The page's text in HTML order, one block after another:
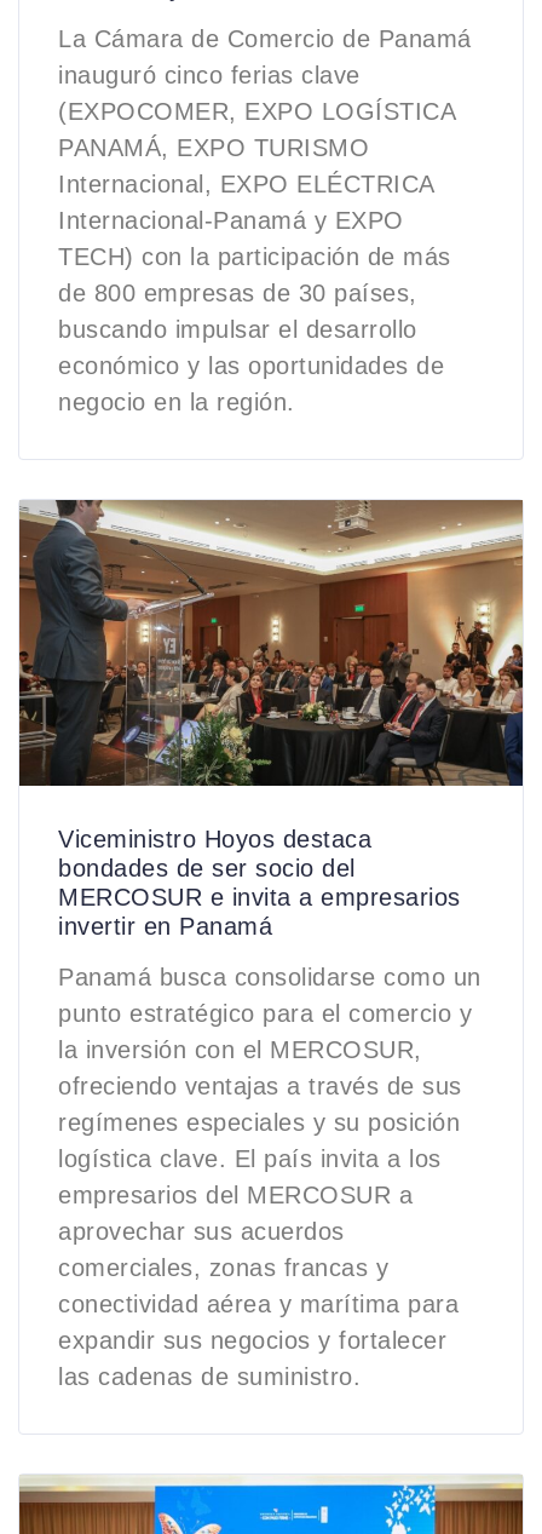
La Cámara de Comercio de Panamá
inauguró cinco ferias clave
(EXPOCOMER, EXPO LOGÍSTICA
PANAMÁ, EXPO TURISMO
Internacional, EXPO ELÉCTRICA
Internacional-Panamá y EXPO
TECH) con la participación de más
de 800 empresas de 30 países,
buscando impulsar el desarrollo
económico y las oportunidades de
negocio en la región.
Viceministro Hoyos destaca
bondades de ser socio del
MERCOSUR e invita a empresarios
invertir en Panamá
Panamá busca consolidarse como un
punto estratégico para el comercio y
la inversión con el MERCOSUR,
ofreciendo ventajas a través de sus
regímenes especiales y su posición
logística clave. El país invita a los
empresarios del MERCOSUR a
aprovechar sus acuerdos
comerciales, zonas francas y
conectividad aérea y marítima para
expandir sus negocios y fortalecer
las cadenas de suministro.